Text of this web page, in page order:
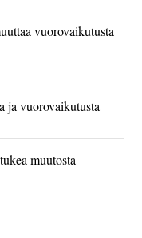
vuorovaikutusta
ja vuorovaikutusta
muutosta